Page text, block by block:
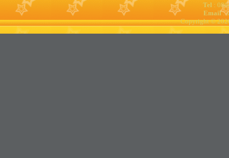
Tel :
Email:
Copyright ©